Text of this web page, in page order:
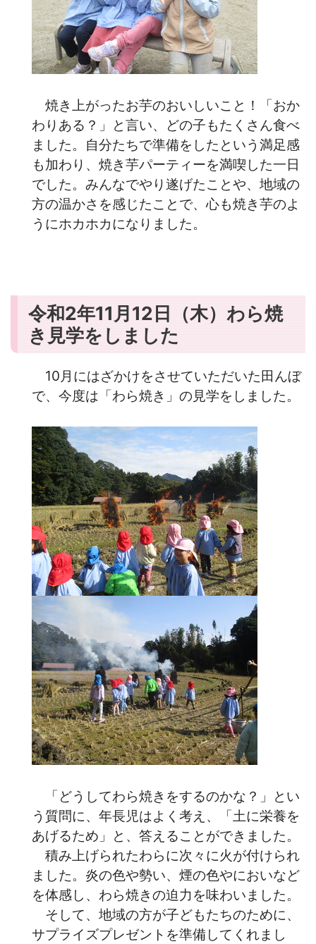
焼き上がったお芋のおいしいこと！「おか
わりある？」と言い、どの子もたくさん食べ
ました。自分たちで準備をしたという満足感
も加わり、焼き芋パーティーを満喫した一日
でした。みんなでやり遂げたことや、地域の
方の温かさを感じたことで、心も焼き芋のよ
うにホカホカになりました。
令和2年11月12日（木）わら焼
き見学をしました
10月にはざかけをさせていただいた田んぼ
で、今度は「わら焼き」の見学をしました。
「どうしてわら焼きをするのかな？」とい
う質問に、年長児はよく考え、「土に栄養を
あげるため」と、答えることができました。
積み上げられたわらに次々に火が付けられ
ました。炎の色や勢い、煙の色やにおいなど
を体感し、わら焼きの迫力を味わいました。
そして、地域の方が子どもたちのために、
サプライズプレゼントを準備してくれまし